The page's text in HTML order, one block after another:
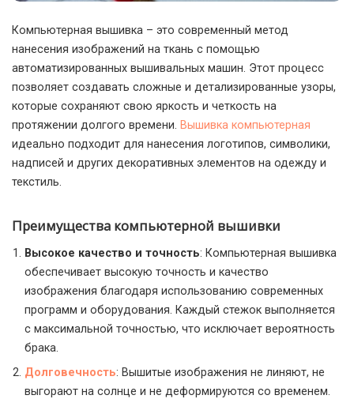
Компьютерная вышивка – это современный метод
нанесения изображений на ткань с помощью
автоматизированных вышивальных машин. Этот процесс
позволяет создавать сложные и детализированные узоры,
которые сохраняют свою яркость и четкость на
протяжении долгого времени. Вышивка компьютерная
идеально подходит для нанесения логотипов, символики,
надписей и других декоративных элементов на одежду и
текстиль.
Преимущества компьютерной вышивки
Высокое качество и точность: Компьютерная вышивка
обеспечивает высокую точность и качество
изображения благодаря использованию современных
программ и оборудования. Каждый стежок выполняется
с максимальной точностью, что исключает вероятность
брака.
Долговечность: Вышитые изображения не линяют, не
выгорают на солнце и не деформируются со временем.